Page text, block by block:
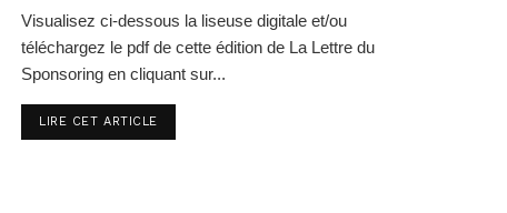
Visualisez ci-dessous la liseuse digitale et/ou
téléchargez le pdf de cette édition de La Lettre du
Sponsoring en cliquant sur...
LIRE CET ARTICLE